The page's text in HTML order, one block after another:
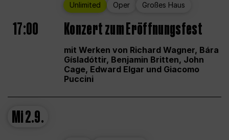
Unlimited Oper Großes Haus
17:00 Konzert zum Eröffnungsfest
mit Werken von Richard Wagner, Bára
Gísladóttir, Benjamin Britten, John
Cage, Edward Elgar und Giacomo
Puccini
Mi2.9.